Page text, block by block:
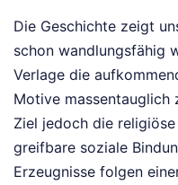
Die Geschichte zeigt
schon wandlungsfähig
Verlage die
Motive massentauglich
Ziel jedoch die
greifbare soziale
Erzeugnisse folgen